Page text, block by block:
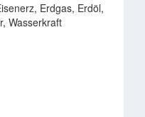
Erdgas, Erdöl,
Wasserkraft